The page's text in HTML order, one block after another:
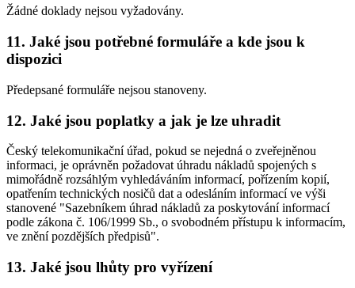
Žádné doklady nejsou vyžadovány.
11. Jaké jsou potřebné formuláře a kde jsou k
dispozici
Předepsané formuláře nejsou stanoveny.
12. Jaké jsou poplatky a jak je lze uhradit
Český telekomunikační úřad, pokud se nejedná o zveřejněnou
informaci, je oprávněn požadovat úhradu nákladů spojených s
mimořádně rozsáhlým vyhledáváním informací, pořízením kopií,
opatřením technických nosičů dat a odesláním informací ve výši
stanovené "Sazebníkem úhrad nákladů za poskytování informací
podle zákona č. 106/1999 Sb., o svobodném přístupu k informacím,
ve znění pozdějších předpisů".
13. Jaké jsou lhůty pro vyřízení